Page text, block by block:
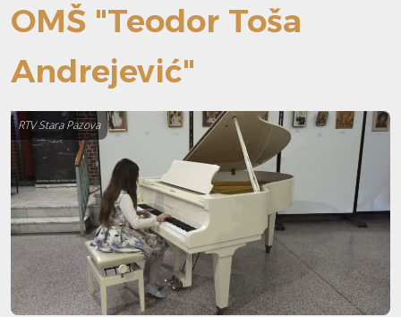
OMŠ "Teodor Toša
Andrejević"
RTV Stara Pazova